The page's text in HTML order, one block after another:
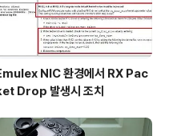
NIC 환경에서 RX Pac
Drop 발생시 조치